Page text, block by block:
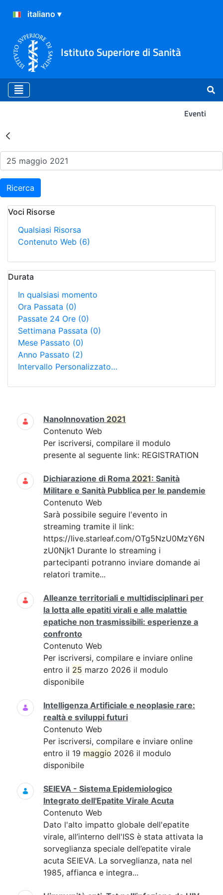
Istituto Superiore di Sanità
Eventi
Risultati della Ricerca -
Ricerca
Voci Risorse
Qualsiasi Risorsa
Contenuto Web (6)
Durata
In qualsiasi momento
Ora Passata (0)
Passate 24 Ore (0)
Settimana Passata (0)
Mese Passato (0)
Anno Passato (2)
Intervallo Personalizzato…
Ricerca
NanoInnovation 2021
Contenuto Web
Per iscriversi, compilare il modulo
presente al seguente link: REGISTRATION
Dichiarazione di Roma 2021: Sanità
Militare e Sanità Pubblica per le pandemie
Contenuto Web
Sarà possibile seguire l'evento in
streaming tramite il link:
https://live.starleaf.com/OTg5NzU0MzY6N
zU0Njk1 Durante lo streaming i
partecipanti potranno inviare domande ai
relatori tramite...
Alleanze territoriali e multidisciplinari per
la lotta alle epatiti virali e alle malattie
epatiche non trasmissibili: esperienze a
confronto
Contenuto Web
Per iscriversi, compilare e inviare online
entro il 25 marzo 2026 il modulo
disponibile
Intelligenza Artificiale e neoplasie rare:
realtà e sviluppi futuri
Contenuto Web
Per iscriversi, compilare e inviare online
entro il 19 maggio 2026 il modulo
disponibile
SEIEVA - Sistema Epidemiologico
Integrato dell'Epatite Virale Acuta
Contenuto Web
Dato l'alto impatto globale dell'epatite
virale, all’interno dell'ISS è stata attivata la
sorveglianza speciale dell’epatite virale
acuta SEIEVA. La sorveglianza, nata nel
1985, affianca e integra...